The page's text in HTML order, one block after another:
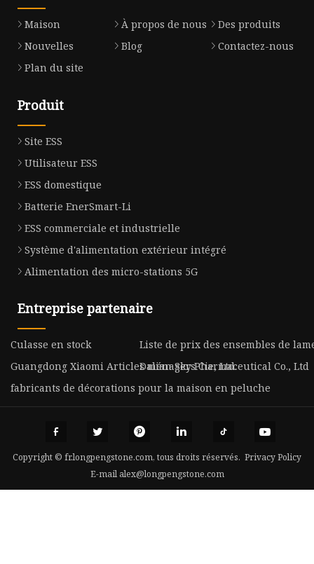
Maison À propos de nous
Des produits
Nouvelles
Blog
Contactez-nous
Plan du site
Produit
Site ESS
Utilisateur ESS
ESS domestique
Batterie EnerSmart-Li
ESS commerciale et industrielle
Système d'alimentation extérieur intégré
Alimentation des micro-stations 5G
Entreprise partenaire
Culasse en stock
Liste de prix des ensembles de
Guangdong Xiaomi Articles ménagers Cie, Ltd.
Dalian Sky Pharmaceutical Co., Ltd
fabricants de décorations pour la maison en peluche
Copyright © fr.longpengstone.com, tous droits réservés. Privacy Policy
E-mail alex@longpengstone.com